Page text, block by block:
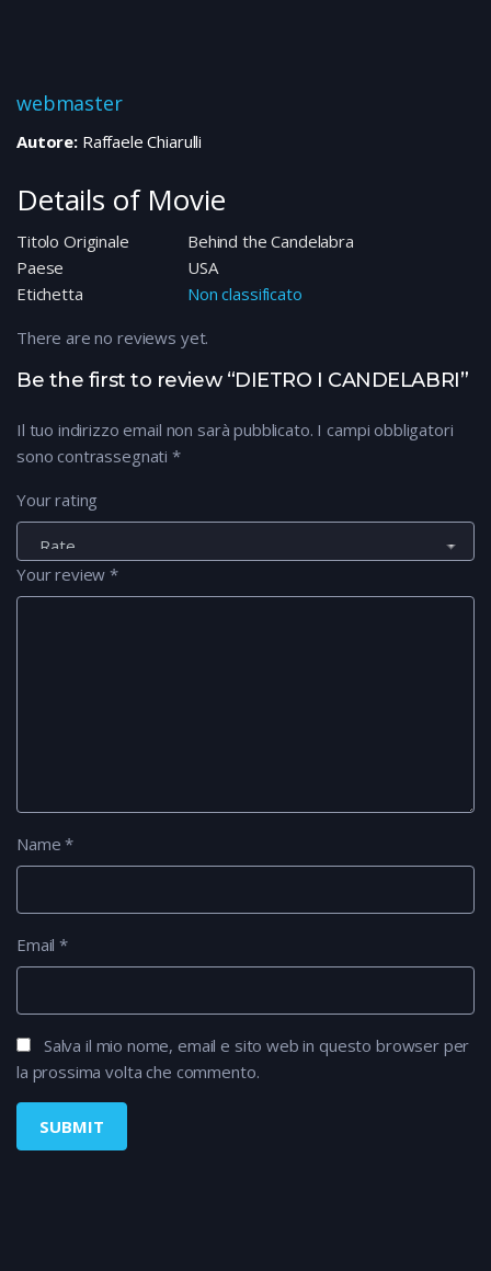
webmaster
Autore:Raffaele Chiarulli
Details of Movie
Titolo Originale
Behind the Candelabra
Paese
USA
Etichetta
Non classificato
Be the first to review “DIETRO I CANDELABRI”
Il tuo indirizzo email non sarà pubblicato. I campi obbligatori
sono contrassegnati *
Your rating
Your review*
Name*
Email*
Salva il mio nome, email e sito web in questo browser per
la prossima volta che commento.
There are no reviews yet.